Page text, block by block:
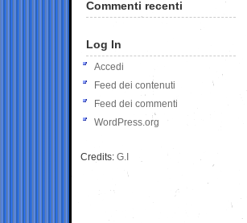
Commenti recenti
Log In
Accedi
Feed dei contenuti
Feed dei commenti
WordPress.org
Credits: G.I